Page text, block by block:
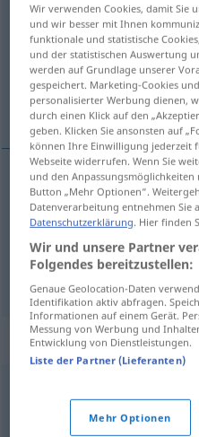
[ɔl]adjbesonders NORDD
Übersicht aller
(Für mehr Details die
old
old oll
besonders NORDD UMG →
Synonyme
verschlissen,zerschlissen,
Wir verwenden Cookies, damit Sie
und wir besser mit Ihnen
funktionale und statistische
und der statistischen Auswertung
werden auf Grundlage unserer
gespeichert. Marketing-Cookies
personalisierter Werbung dienen,
durch einen Klick auf den
geben. Klicken Sie ansonsten auf
können Ihre Einwilligung jederzeit
Webseite widerrufen. Wenn Sie
und den Anpassungsmöglichkeiten
Button „Mehr Optionen“.
Datenverarbeitung entnehmen Sie
Datenschutzerklärung. Hier finden
Wir und unsere Partner
Folgendes bereitzustellen:
Genaue Geolocation-Daten
Identifikation aktiv abfragen.
Informationen auf einem Gerät.
Messung von Werbung und
Entwicklung von Dienstleistungen.
Liste der Partner (Lieferanten)
Mehr Optionen